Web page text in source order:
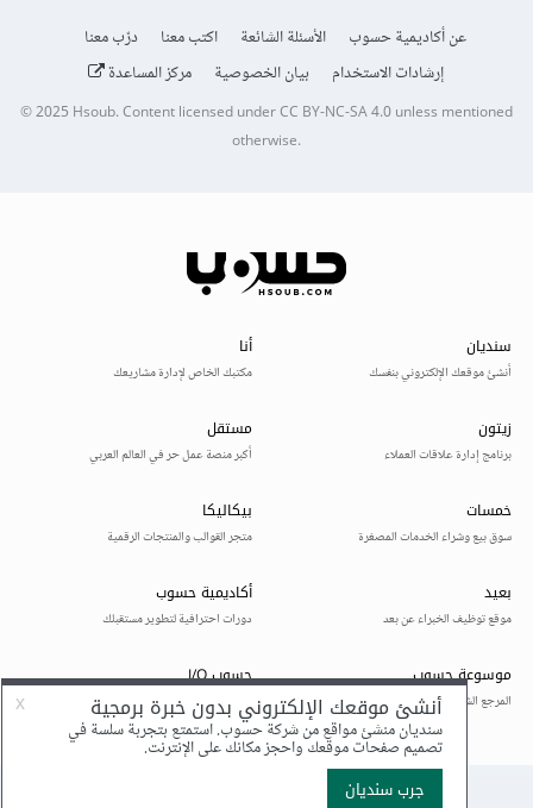
عن أكاديمية حسوب الأسئلة الشائعة اكتب معنا
درّب معنا
إرشادات الاستخدام
بيان الخصوصية مركز المساعدة
© 2025Hsoub.Content licensed underCC BY-NC-SA 4.0unless mentioned
otherwise.